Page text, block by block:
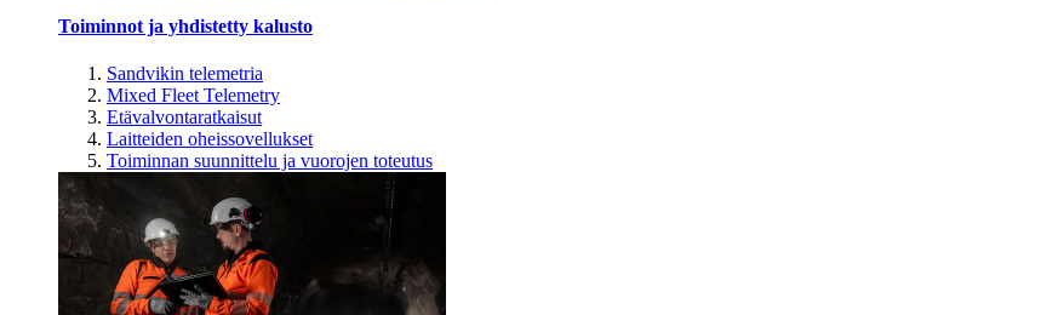
Toiminnot ja yhdistetty kalusto
Sandvikin telemetria
Mixed Fleet Telemetry
Etävalvontaratkaisut
Laitteiden oheissovellukset
Toiminnan suunnittelu ja vuorojen toteutus